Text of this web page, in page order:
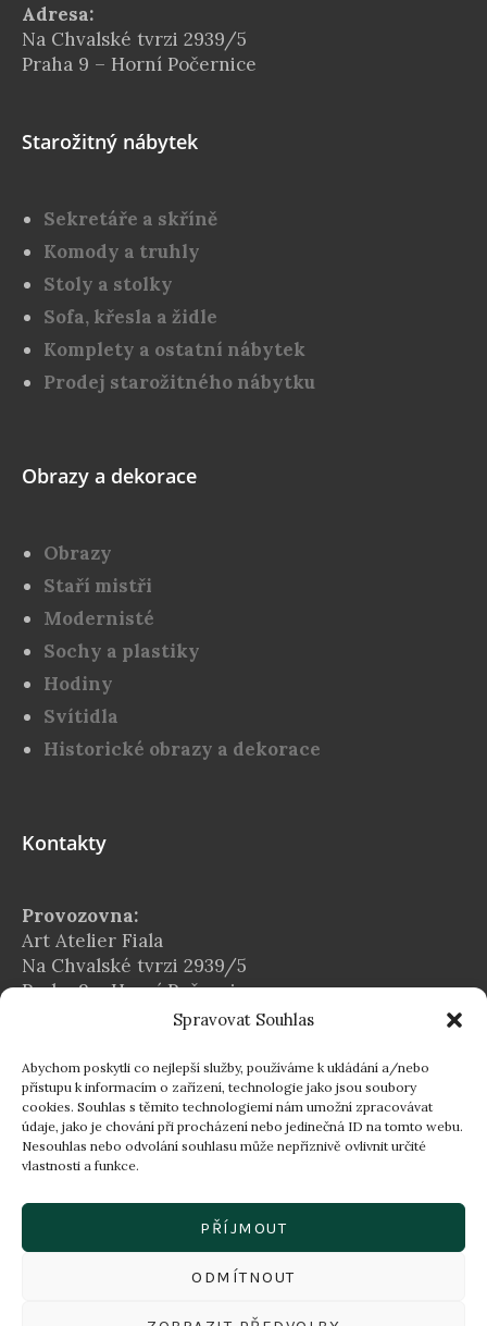
Spravovat Souhlas
Abychom poskytli co nejlepší služby, používáme k ukládání a/nebo
přístupu k informacím o zařízení, technologie jako jsou soubory
cookies. Souhlas s těmito technologiemi nám umožní zpracovávat
údaje, jako je chování při procházení nebo jedinečná ID na tomto webu.
Nesouhlas nebo odvolání souhlasu může nepříznivě ovlivnit určité
vlastnosti a funkce.
PŘÍJMOUT
ODMÍTNOUT
Adresa:
Na Chvalské tvrzi 2939/5
Praha 9 – Horní Počernice
Starožitný nábytek
Sekretáře a skříně
Komody a truhly
Stoly a stolky
Sofa, křesla a židle
Komplety a ostatní nábytek
Prodej starožitného nábytku
Obrazy a dekorace
Obrazy
Staří mistři
Modernisté
Sochy a plastiky
Hodiny
Svítidla
Historické obrazy a dekorace
Kontakty
Provozovna:
Art Atelier Fiala
Na Chvalské tvrzi 2939/5
Praha 9 – Horní Počernice
Telefon:
+420 724 560 203
Provozní doba:
Po–Pá 8:00–16:30
16:30–18:00 dle individuální domluvy